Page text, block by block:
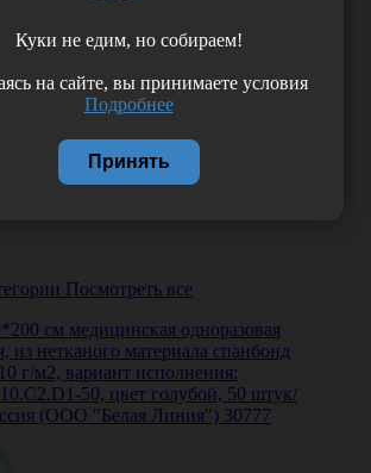
Посмотреть все
см медицинская одноразовая
из нетканого материала спанбонд
г/м2, вариант исполнения:
50, цвет голубой, 50 штук/
(ООО "Белая Линия") 30777
Куки не едим, но собираем!
на сайте, вы принимаете условия
Подробнее
Принять